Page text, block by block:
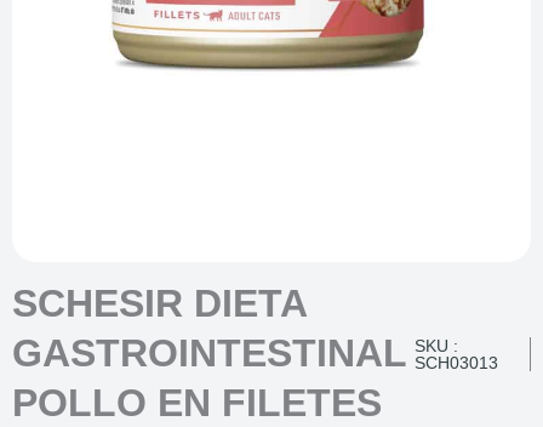
SCHESIR DIETA
GASTROINTESTINAL
POLLO EN FILETES
SKU :
SCH03013